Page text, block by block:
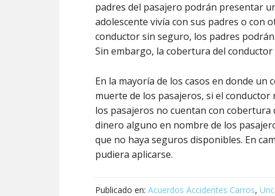
padres del pasajero podrán presentar
adolescente vivía con sus padres o con
conductor sin seguro, los padres
Sin embargo, la cobertura del
En la mayoría de los casos en donde
muerte de los pasajeros, si el
los pasajeros no cuentan con
dinero alguno en nombre de los
que no haya seguros disponibles. En
pudiera aplicarse.
Publicado en: Acuerdos Accidentes Carros,